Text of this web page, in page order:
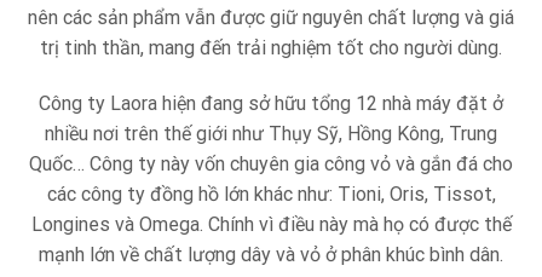
nên các sản phẩm vẫn được giữ nguyên chất lượng và giá
trị tinh thần, mang đến trải nghiệm tốt cho người dùng.
Công ty Laora hiện đang sở hữu tổng 12 nhà máy đặt ở
nhiều nơi trên thế giới như Thụy Sỹ, Hồng Kông, Trung
Quốc… Công ty này vốn chuyên gia công vỏ và gắn đá cho
các công ty đồng hồ lớn khác như: Tioni, Oris, Tissot,
Longines và Omega. Chính vì điều này mà họ có được thế
mạnh lớn về chất lượng dây và vỏ ở phân khúc bình dân.